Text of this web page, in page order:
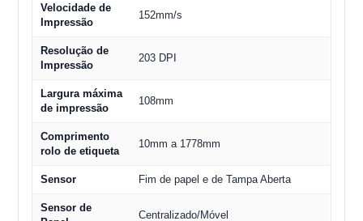
Velocidade de
Impressão
152mm/s
Resolução de
Impressão
203 DPI
Largura máxima
de impressão
108mm
Comprimento
rolo de etiqueta
10mm a 1778mm
Sensor Fim de papel e de Tampa Aberta
Sensor de
Centralizado/Móvel